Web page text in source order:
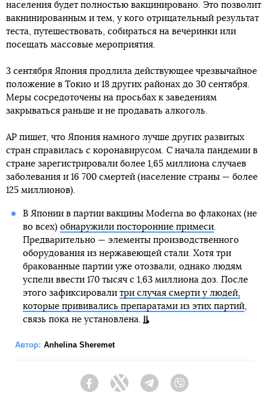
населения будет полностью вакцинировано. Это позволит
вакнинированным и тем, у кого отрицательный результат
теста, путешествовать, собираться на вечеринки или
посещать массовые мероприятия.
3 сентября Япония продлила действующее чрезвычайное
положение в Токио и 18 других районах до 30 сентября.
Меры сосредоточены на просьбах к заведениям
закрываться раньше и не продавать алкоголь.
AP пишет, что Япония намного лучше других развитых
стран справилась с коронавирусом. С начала пандемии в
стране зарегистрировали более 1,65 миллиона случаев
заболевания и 16 700 смертей (население страны — более
125 миллионов).
В Японии в партии вакцины Moderna во флаконах (не
во всех) обнаружили посторонние примеси.
Предварительно — элементы производственного
оборудования из нержавеющей стали. Хотя три
бракованные партии уже отозвали, однако людям
успели ввести 170 тысяч с 1,63 миллиона доз. После
этого зафиксировали три случая смерти у людей,
которые прививались препаратами из этих партий,
связь пока не установлена.
Автор: Anhelina Sheremet
FacebookTwitter Telegram